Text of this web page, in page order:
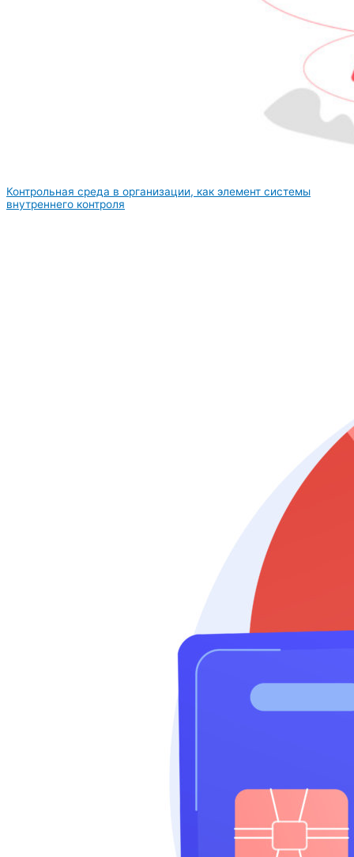
Контрольная среда в организации, как элемент системы
внутреннего контроля